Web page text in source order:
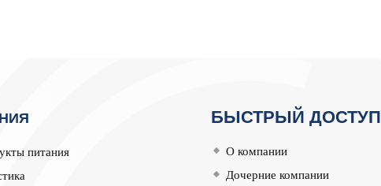
питания
БЫСТРЫЙ ДОСТУП
О компании
Дочерние компании